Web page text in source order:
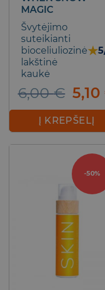
MAGIC
Švytėjimo
suteikianti
bioceliuliozinė
lakštinė
kaukė
★
6,00€
was:
5,10
Į KREPŠELĮ
-50%